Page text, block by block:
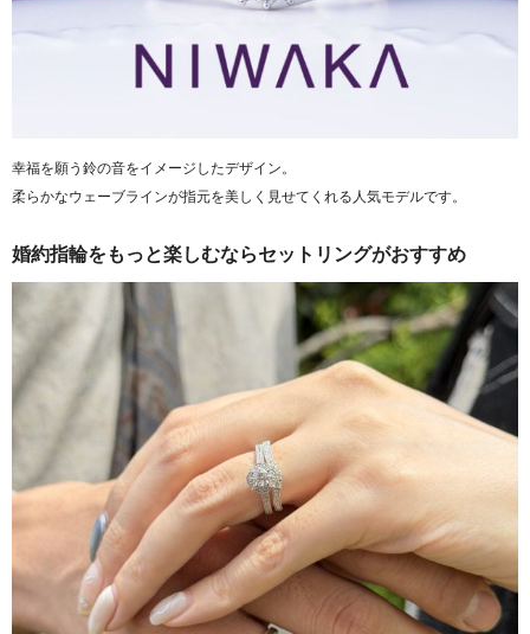
幸福を願う鈴の音をイメージしたデザイン。
柔らかなウェーブラインが指元を美しく見せてくれる人気モデルです。
婚約指輪をもっと楽しむならセットリングがおすすめ